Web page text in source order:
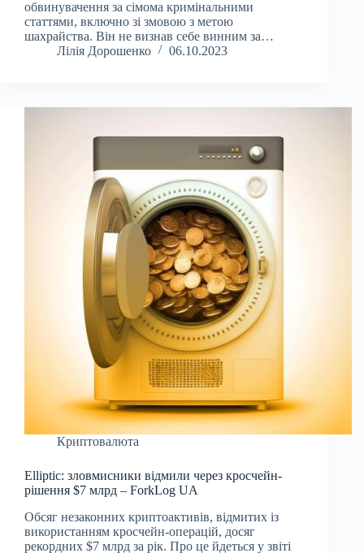
обвинувачення за сімома кримінальними
статтями, включно зі змовою з метою
шахрайства. Він не визнав себе винним за…
Лілія Дорошенко
06.10.2023
Криптовалюта
Elliptic: зловмисники відмили через кросчейн-
рішення $7 млрд – ForkLog UA
Обсяг незаконних криптоактивів, відмитих із
використанням кросчейн-операцій, досяг
рекордних $7 млрд за рік. Про це йдеться у звіті